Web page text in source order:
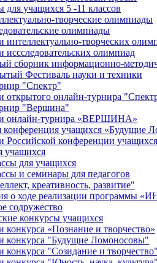
учащихся 5 -11 классов
творческие олимпиады
олимпиады
интеллектуально-творческих
иссследовательских олимпиад
сборник информационно-
Фестиваль науки и техники
"Спектр"
открытого онлайн-турнира
"Вершина"
онлайн-турнира «ВЕРШИНА»
конференция учащихся «Будущие
Российской конференции
учащихся
для учащихся
и семинары для педагогов
креативность, развитие"
о ходе реализации
содружество
конкурсы учащихся
конкурса «Познание и творчество»
конкурса "Будущие Ломоносовы"
конкурса "Созидание и творчество"